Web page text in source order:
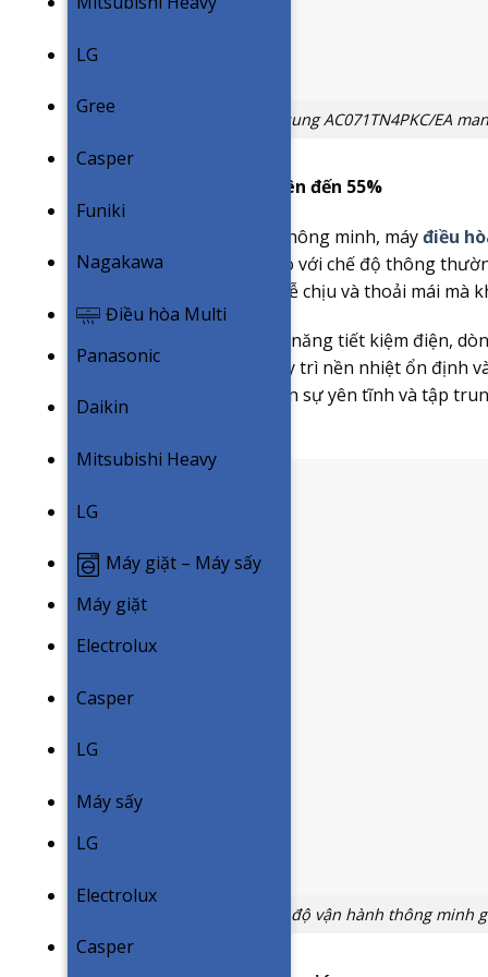
LG
Gree
Casper
Funiki
Nagakawa
Điều hòa Multi
Panasonic
Daikin
Mitsubishi Heavy
LG
Máy giặt – Máy sấy
Máy giặt
Electrolux
Casper
LG
Máy sấy
LG
Electrolux
Casper
Điều hòa âm trần Samsung AC071TN4PKC/EA
Tiết kiệm năng lượng lên đến 55%
Với công nghệ làm lạnh thông minh, máyđiều
điện năng lên đến 55% so với chế độ thông
hưởng một không gian dễ chịu và thoải mái
Không chỉ dừng lại ở khả năng tiết kiệm điện,
trong phòng nhờ việc duy trì nền nhiệt ổn định
với những không gian cần sự yên tĩnh và tập
Chế độ vận hành thông minh